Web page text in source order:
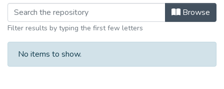
Browse
Filter results by typing the first few letters
No items to show.